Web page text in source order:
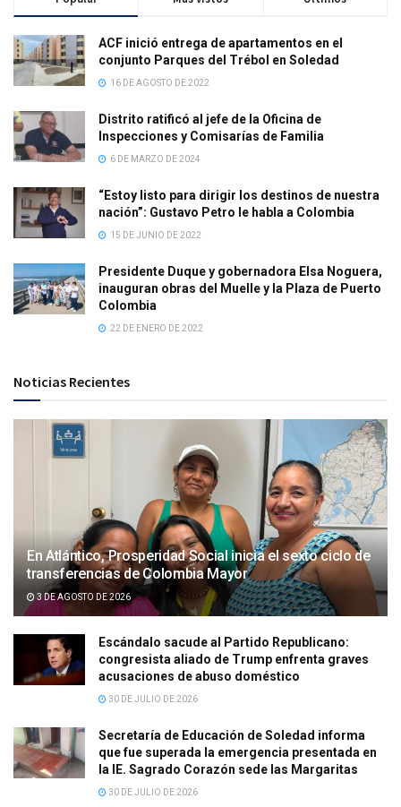
ACF inició entrega de apartamentos en el
conjunto Parques del Trébol en Soledad
16 DE AGOSTO DE 2022
Distrito ratificó al jefe de la Oficina de
Inspecciones y Comisarías de Familia
6 DE MARZO DE 2024
“Estoy listo para dirigir los destinos de nuestra
nación”: Gustavo Petro le habla a Colombia
15 DE JUNIO DE 2022
Presidente Duque y gobernadora Elsa Noguera,
inauguran obras del Muelle y la Plaza de Puerto
Colombia
22 DE ENERO DE 2022
Noticias Recientes
En Atlántico, Prosperidad Social inicia el sexto ciclo de
transferencias de Colombia Mayor
3 DE AGOSTO DE 2026
Escándalo sacude al Partido Republicano:
congresista aliado de Trump enfrenta graves
acusaciones de abuso doméstico
30 DE JULIO DE 2026
Secretaría de Educación de Soledad informa
que fue superada la emergencia presentada en
la IE. Sagrado Corazón sede las Margaritas
30 DE JULIO DE 2026